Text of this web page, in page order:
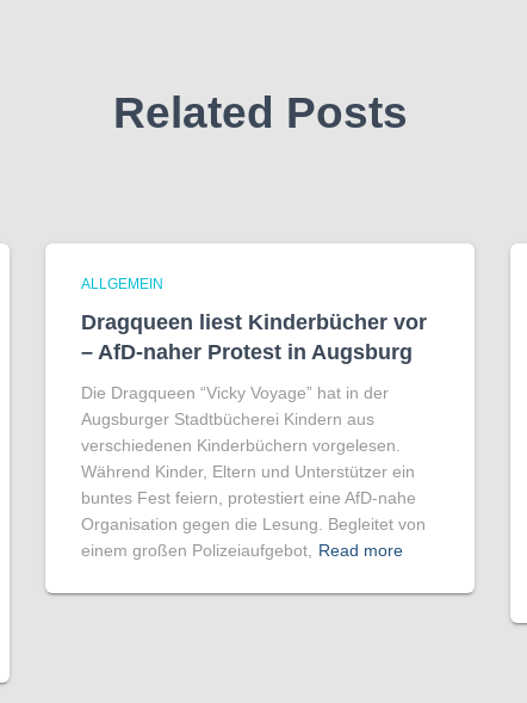
Related Posts
ALLGEMEIN
Dragqueen liest Kinderbücher vor
– AfD-naher Protest in Augsburg
Die Dragqueen “Vicky Voyage” hat in der
Augsburger Stadtbücherei Kindern aus
verschiedenen Kinderbüchern vorgelesen.
Während Kinder, Eltern und Unterstützer ein
buntes Fest feiern, protestiert eine AfD-nahe
Organisation gegen die Lesung. Begleitet von
einem großen Polizeiaufgebot, Read more